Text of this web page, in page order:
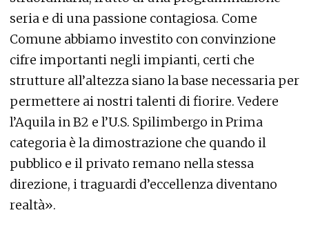
seria e di una passione contagiosa. Come
Comune abbiamo investito con convinzione
cifre importanti negli impianti, certi che
strutture all’altezza siano la base necessaria per
permettere ai nostri talenti di fiorire. Vedere
l’Aquila in B2 e l’U.S. Spilimbergo in Prima
categoria è la dimostrazione che quando il
pubblico e il privato remano nella stessa
direzione, i traguardi d’eccellenza diventano
realtà».